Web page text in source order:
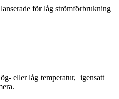
för låg strömförbrukning
eller låg temperatur, igensatt